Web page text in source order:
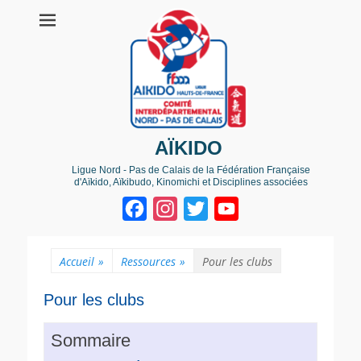
AÏKIDO
Ligue Nord - Pas de Calais de la Fédération Française
d'Aïkido, Aïkibudo, Kinomichi et Disciplines associées
FacebookInstagram
Twitter
Accueil » Ressources » Pour les clubs
Pour les clubs
Sommaire